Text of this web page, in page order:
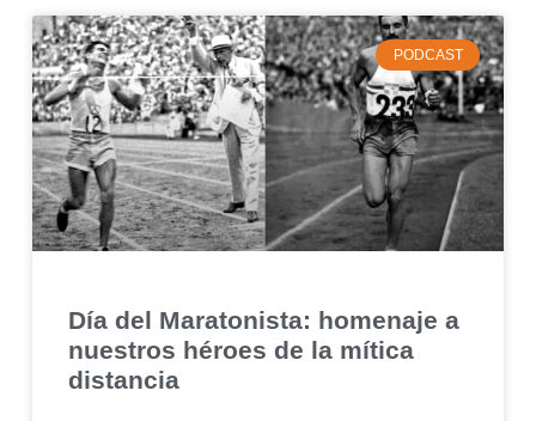
PODCAST
Día del Maratonista: homenaje a
nuestros héroes de la mítica
distancia